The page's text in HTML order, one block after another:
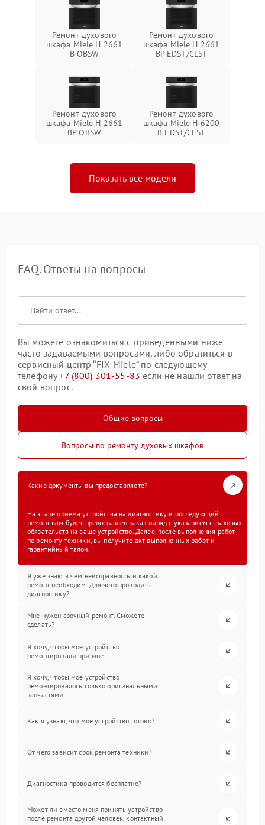
Ремонт духового
шкафа Miele H 2661
B OBSW
Ремонт духового
шкафа Miele H 2661
BP EDST/CLST
Ремонт духового
шкафа Miele H 2661
BP OBSW
Ремонт духового
шкафа Miele H 6200
B EDST/CLST
Показать все модели
FAQ. Ответы на вопросы
Вы можете ознакомиться с приведенными ниже
часто задаваемыми вопросами, либо обратиться в
сервисный центр “FIX-Miele” по следующему
телефону+7 (800) 301-55-83 если не нашли ответ на
свой вопрос.
Общие вопросы
Вопросы по ремонту духовых шкафов
Какие документы вы предоставляете?
На этапе приема устройства на диагностику и последующий
ремонт вам будет предоставлен заказ-наряд с указанием страховых
обязательств на ваше устройство. Далее, после выполнения работ
по ремонту техники, вы получите акт выполненных работ и
гарантийный талон.
Я уже знаю в чем неисправность и какой
ремонт необходим. Для чего проводить
диагностику?
Мне нужен срочный ремонт. Сможете
сделать?
Я хочу, чтобы мое устройство
ремонтировали при мне.
Я хочу, чтобы мое устройство
ремонтировалось только оригинальными
запчастями.
Как я узнаю, что мое устройство готово?
От чего зависит срок ремонта техники?
Диагностика проводится бесплатно?
Может ли вместо меня принять устройство
после ремонта другой человек, контактный